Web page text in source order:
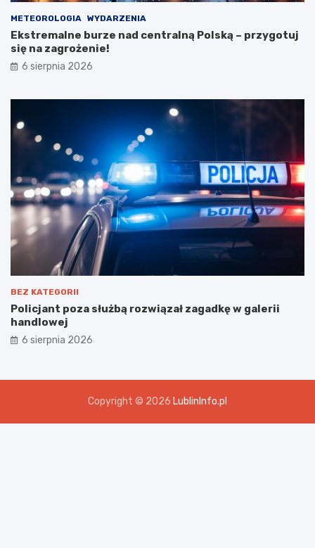
METEOROLOGIA WYDARZENIA
Ekstremalne burze nad centralną Polską – przygotuj
się na zagrożenie!
6 sierpnia 2026
BEZ KATEGORII
Policjant poza służbą rozwiązał zagadkę w galerii
handlowej
6 sierpnia 2026
Copyright © 2026 LublinInfo.pl